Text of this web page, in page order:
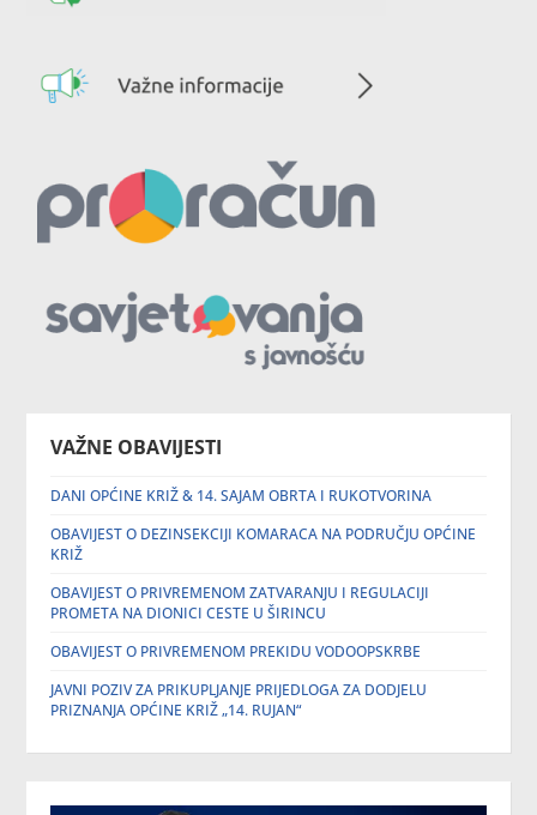
VAŽNE OBAVIJESTI
DANI OPĆINE KRIŽ & 14. SAJAM OBRTA I RUKOTVORINA
OBAVIJEST O DEZINSEKCIJI KOMARACA NA PODRUČJU OPĆINE
KRIŽ
OBAVIJEST O PRIVREMENOM ZATVARANJU I REGULACIJI
PROMETA NA DIONICI CESTE U ŠIRINCU
OBAVIJEST O PRIVREMENOM PREKIDU VODOOPSKRBE
JAVNI POZIV ZA PRIKUPLJANJE PRIJEDLOGA ZA DODJELU
PRIZNANJA OPĆINE KRIŽ „14. RUJAN“